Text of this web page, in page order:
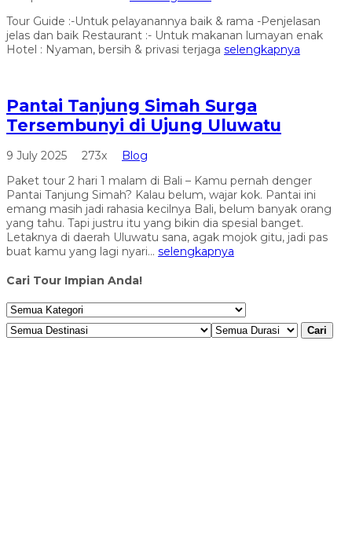
Tour Guide :-Untuk pelayanannya baik & rama -Penjelasan
jelas dan baik Restaurant :- Untuk makanan lumayan enak
Hotel : Nyaman, bersih & privasi terjaga selengkapnya
Pantai Tanjung Simah Surga
Tersembunyi di Ujung Uluwatu
9 July 2025 273x
Blog
Paket tour 2 hari 1 malam di Bali – Kamu pernah denger
Pantai Tanjung Simah? Kalau belum, wajar kok. Pantai ini
emang masih jadi rahasia kecilnya Bali, belum banyak orang
yang tahu. Tapi justru itu yang bikin dia spesial banget.
Letaknya di daerah Uluwatu sana, agak mojok gitu, jadi pas
buat kamu yang lagi nyari... selengkapnya
Cari Tour Impian Anda!
Cari